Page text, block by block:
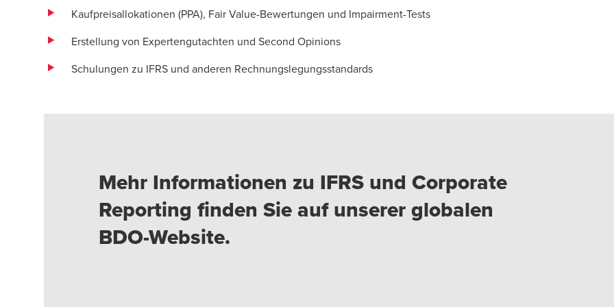
Kaufpreisallokationen (PPA), Fair Value-Bewertungen und Impairment-Tests
Erstellung von Expertengutachten und Second Opinions
Schulungen zu IFRS und anderen Rechnungslegungsstandards
Mehr Informationen zu IFRS und Corporate
Reporting finden Sie auf unserer globalen
BDO-Website.